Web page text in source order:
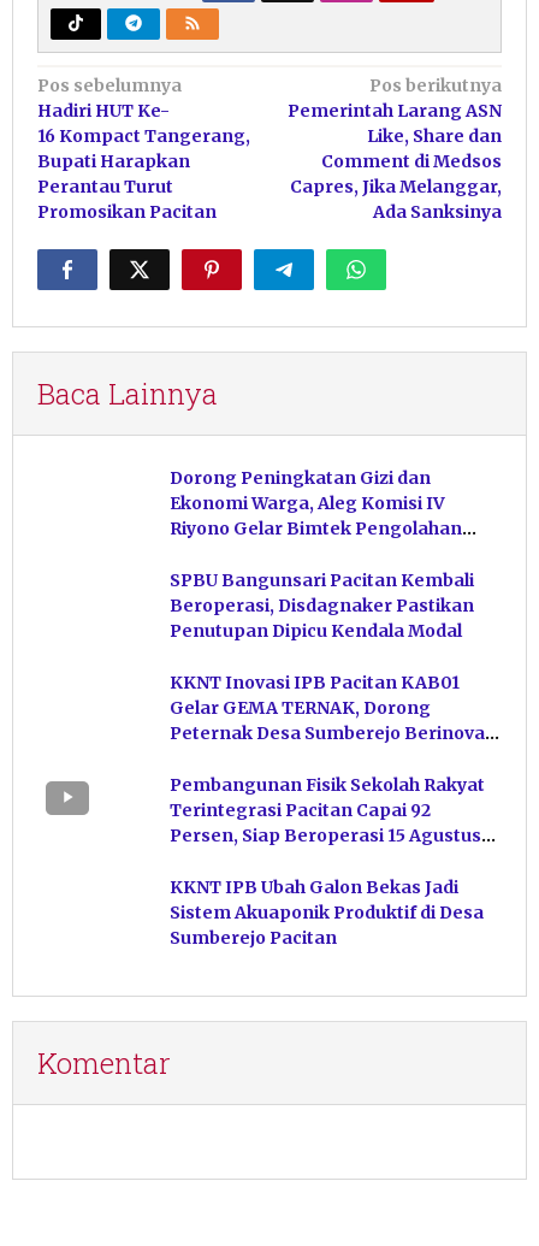
Navigasi
pos
Pos sebelumnya
Hadiri HUT Ke-
16 Kompact Tangerang,
Bupati Harapkan
Perantau Turut
Promosikan Pacitan
Pos berikutnya
Pemerintah Larang ASN
Like, Share dan
Comment di Medsos
Capres, Jika Melanggar,
Ada Sanksinya
Baca Lainnya
Dorong Peningkatan Gizi dan
Ekonomi Warga, Aleg Komisi IV
Riyono Gelar Bimtek Pengolahan
SPBU Bangunsari Pacitan Kembali
Beroperasi, Disdagnaker Pastikan
Penutupan Dipicu Kendala Modal
KKNT Inovasi IPB Pacitan KAB01
Gelar GEMA TERNAK, Dorong
Peternak Desa Sumberejo Berinovasi
Pembangunan Fisik Sekolah Rakyat
Terintegrasi Pacitan Capai 92
Persen, Siap Beroperasi 15 Agustus
KKNT IPB Ubah Galon Bekas Jadi
Sistem Akuaponik Produktif di Desa
Sumberejo Pacitan
Komentar